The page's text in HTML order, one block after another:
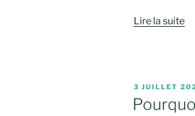
Lire la suite
PUBLIÉ
LE
3 JUILLET